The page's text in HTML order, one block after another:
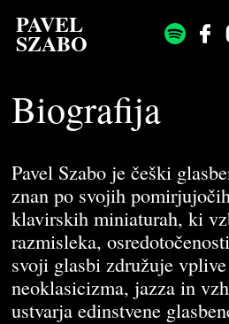
PAVEL
SZABO
Biografija
Pavel Szabo je češki
znan po svojih
klavirskih miniaturah, ki
razmisleka,
svoji glasbi združuje
neoklasicizma, jazza in
ustvarja edinstvene